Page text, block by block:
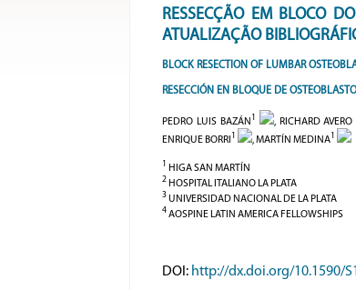
RESSECÇÃO EM BLOCO
ATUALIZAÇÃO
BLOCK RESECTION OF LUMBAR
RESECCIÓN EN BLOQUE DE
PEDRO LUIS BAZÁN 1 , RICHARD
ENRIQUE BORRI 1 , MARTÍN MEDINA1
1 HIGA SAN MARTÍN
2 HOSPITAL ITALIANO LA PLATA
3 UNIVERSIDAD NACIONAL DE LA PLATA
4 AOSPINE LATIN AMERICA FELLOWSHIPS
DOI: http://dx.doi.org/10.1590/